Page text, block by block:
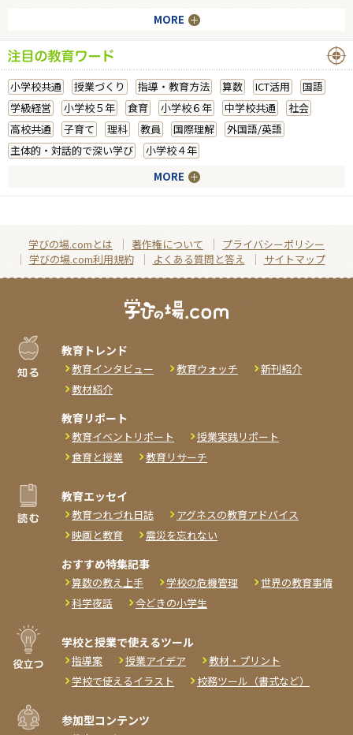
MORE
小学校共通 授業づくり 指導・教育方法 算数 ICT活用
国語
学級経営
小学校５年 食育 小学校６年 中学校共通
社会
高校共通
子育て 理科 教員 国際理解
外国語/英語
主体的・対話的で深い学び
小学校４年
MORE
学びの場.comとは 著作権について
プライバシーポリシー
学びの場.com利用規約
よくある質問と答え サイトマップ
教育トレンド
教育インタビュー 教育ウォッチ
新刊紹介
教材紹介
教育リポート
教育イベントリポート
授業実践リポート
食育と授業
教育リサーチ
教育エッセイ
教育つれづれ日誌
アグネスの教育アドバイス
映画と教育
震災を忘れない
おすすめ特集記事
算数の教え上手 学校の危機管理
世界の教育事情
科学夜話
今どきの小学生
学校と授業で使えるツール
指導案 授業アイデア
教材・プリント
学校で使えるイラスト
校務ツール（書式など）
参加型コンテンツ